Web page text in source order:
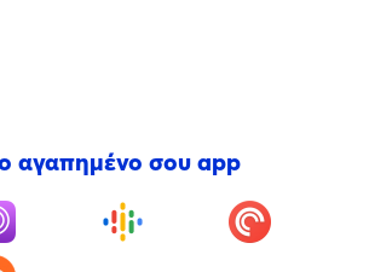
αγαπημένο σου app